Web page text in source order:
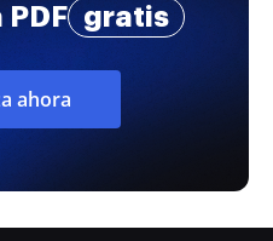
PDF gratis
ahora